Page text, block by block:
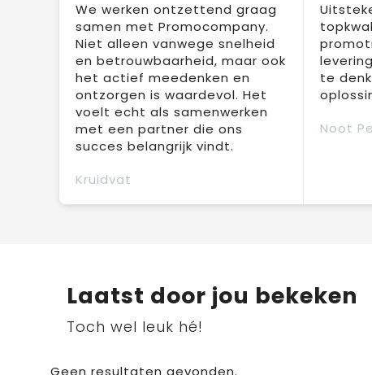
We werken ontzettend graag
samen met Promocompany.
Niet alleen vanwege snelheid
en betrouwbaarheid, maar ook
het actief meedenken en
ontzorgen is waardevol. Het
voelt echt als samenwerken
met een partner die ons
succes belangrijk vindt.
Kruidvat
te
Noot
Laatst door jou bekeken
Toch wel leuk hé!
Geen resultaten gevonden.